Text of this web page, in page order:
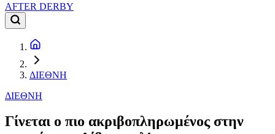
AFTER DERBY
ΔΙΕΘΝΗ
ΔΙΕΘΝΗ
Γίνεται ο πιο ακριβοπληρωμένος στην